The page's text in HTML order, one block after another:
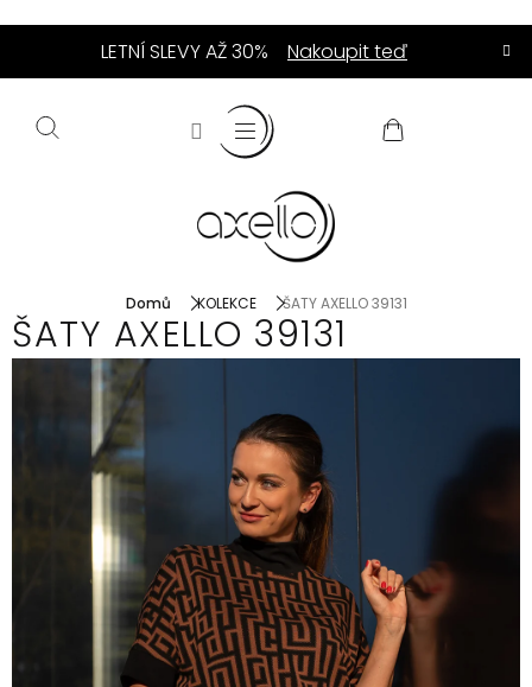
obsah
LETNÍ SLEVY AŽ 30% Nakoupit teď
Domů KOLEKCE ŠATY AXELLO 39131
ŠATY AXELLO 39131